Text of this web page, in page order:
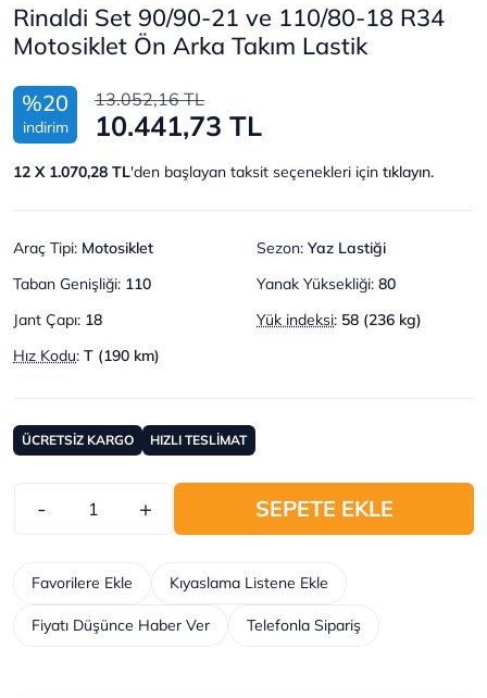
Rinaldi Set 90/90-21 ve 110/80-18 R34
Motosiklet Ön Arka Takım Lastik
%20
indirim
13.052,16 TL
10.441,73 TL
12 X 1.070,28 TL'den başlayan taksit seçenekleri için tıklayın.
Araç Tipi: Motosiklet Sezon: Yaz Lastiği
Taban Genişliği: 110 Yanak Yüksekliği: 80
Jant Çapı: 18 Yük indeksi: 58 (236 kg)
Hız Kodu: T (190 km)
ÜCRETSİZ KARGO HIZLI TESLİMAT
- + SEPETE EKLE
Telefonla Sipariş
Kıyaslama Listene Ekle
Favorilere Ekle
Fiyatı Düşünce Haber Ver